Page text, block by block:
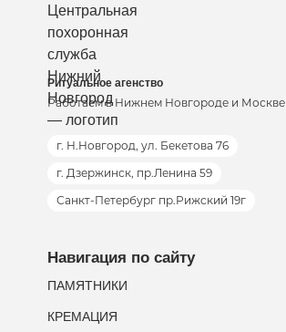
Ритуальное агенство
Работаем в Нижнем Новгороде и Москве
г. Н.Новгород, ул. Бекетова 76
г. Дзержинск, пр.Ленина 59
Санкт-Петербург пр.Рижский 19г
Навигация по сайту
ПАМЯТНИКИ
КРЕМАЦИЯ